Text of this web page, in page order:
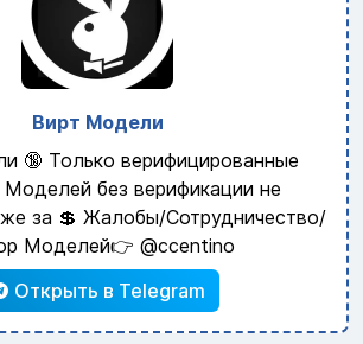
Вирт Модели
🔞 Только верифицированные
без верификации не
за 💲 Жалобы/Сотрудничество/
Моделей👉 @ccentino
Открыть в Telegram